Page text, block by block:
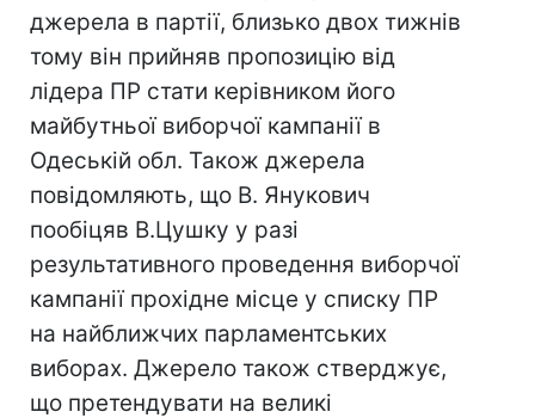
джерела в партії, близько двох тижнів
тому він прийняв пропозицію від
лідера ПР стати керівником його
майбутньої виборчої кампанії в
Одеській обл. Також джерела
повідомляють, що В. Янукович
пообіцяв В.Цушку у разі
результативного проведення виборчої
кампанії прохідне місце у списку ПР
на найближчих парламентських
виборах. Джерело також стверджує,
що претендувати на великі